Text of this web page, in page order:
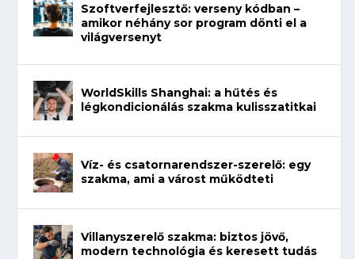
Szoftverfejlesztő: verseny kódban –
amikor néhány sor program dönti el a
világversenyt
WorldSkills Shanghai: a hűtés és
légkondicionálás szakma kulisszatitkai
Víz- és csatornarendszer-szerelő: egy
szakma, ami a várost működteti
Villanyszerelő szakma: biztos jövő,
modern technológia és keresett tudás